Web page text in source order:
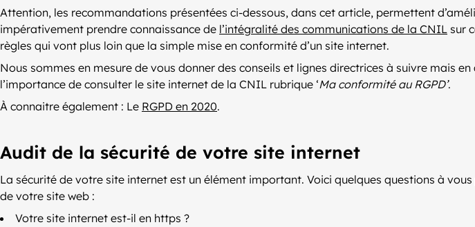
Attention, les recommandations présentées ci-dessous, dans cet article, permettent
impérativement prendre connaissance de l’intégralité des communications de la CNIL sur
règles qui vont plus loin que la simple mise en conformité d’un site internet.
Nous sommes en mesure de vous donner des conseils et lignes directrices à suivre mais
l’importance de consulter le site internet de la CNIL rubrique ‘Ma conformité au RGPD’.
À connaitre également : Le RGPD en 2020.
Audit de la sécurité de votre site internet
La sécurité de votre site internet est un élément important. Voici quelques questions à
de votre site web :
Votre site internet est-il en https ?